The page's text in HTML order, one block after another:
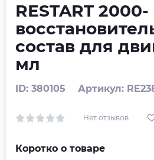
RESTART
состав для
мл
ID: 380105 Артикул:
Нет отзывов
Коротко о товаре